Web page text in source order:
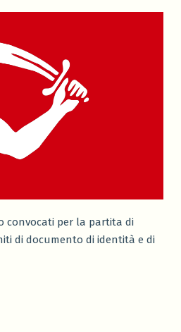
convocati per la partita di
di documento di identità e di